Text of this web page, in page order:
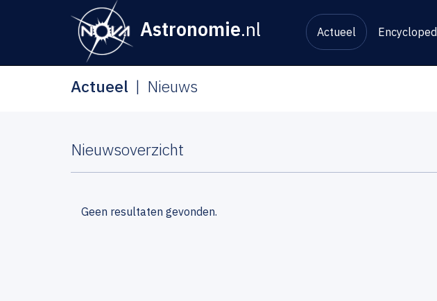
Astronomie.nl Actueel
Actueel Nieuws
Nieuwsoverzicht
Geen resultaten gevonden.